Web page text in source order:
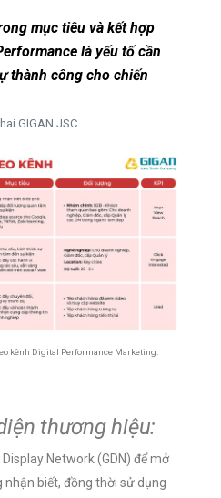
mục tiêu và kết hợp
là yếu tố cần
thành công cho chiến
GIGAN JSC
kênh Digital Performance Marketing.
thương hiệu:
Network (GDN) để mở
biết, đồng thời sử dụng